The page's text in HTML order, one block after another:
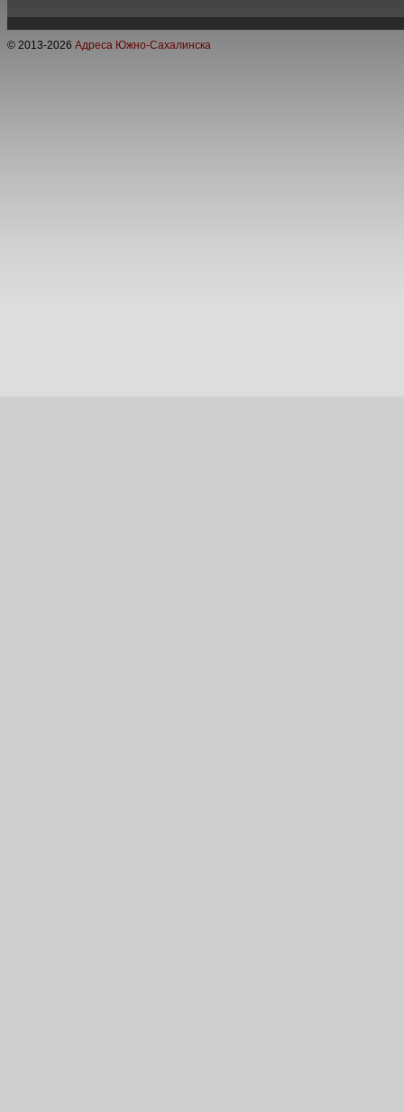
© 2013-2026 Адреса Южно-Сахалинска